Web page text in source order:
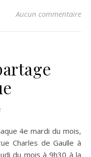
Aucun commentaire
Charles de Gaulle à
du mois à 9h30 à la